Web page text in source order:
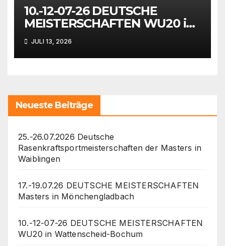
10.-12-07-26 DEUTSCHE
MEISTERSCHAFTEN WU20 in
Wattenscheid-Bochum
JULI 13, 2026
Neueste Beiträge
25.-26.07.2026 Deutsche
Rasenkraftsportmeisterschaften der Masters in
Waiblingen
17.-19.07.26 DEUTSCHE MEISTERSCHAFTEN
Masters in Mönchengladbach
10.-12-07-26 DEUTSCHE MEISTERSCHAFTEN
WU20 in Wattenscheid-Bochum